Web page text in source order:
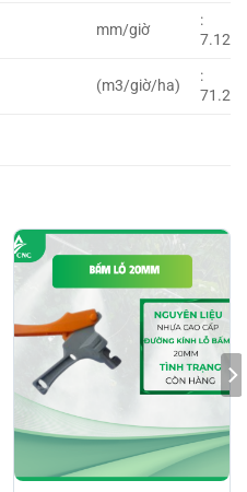
mm/giờ
:
7.12
(m3/giờ/ha)
:
71.2